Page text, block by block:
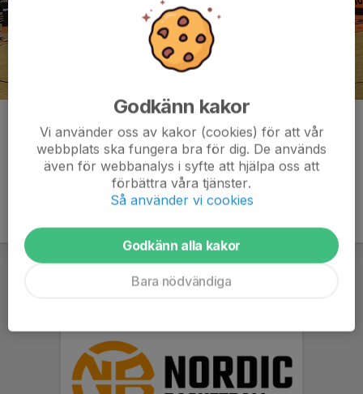
Kommentarer
Godkänn kakor
Vi använder oss av kakor (cookies) för att vår
webbplats ska fungera bra för dig. De används
även för webbanalys i syfte att hjälpa oss att
förbättra våra tjänster.
Så använder vi cookies
Godkänn alla kakor
Bara nödvändiga